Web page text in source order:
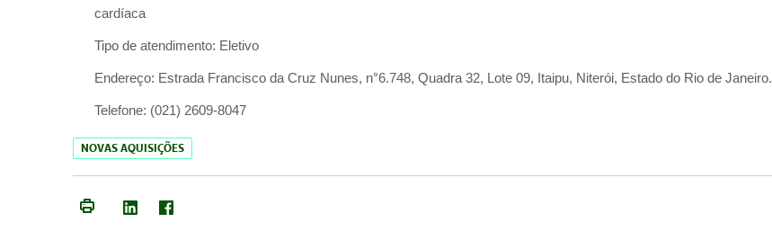
cardíaca
Tipo de atendimento: Eletivo
Endereço: Estrada Francisco da Cruz Nunes, n°6.748, Quadra 32, Lote 09, Itaipu, Niterói, Estado do Rio de Janeiro.
Telefone: (021) 2609-8047
NOVAS AQUISIÇÕES